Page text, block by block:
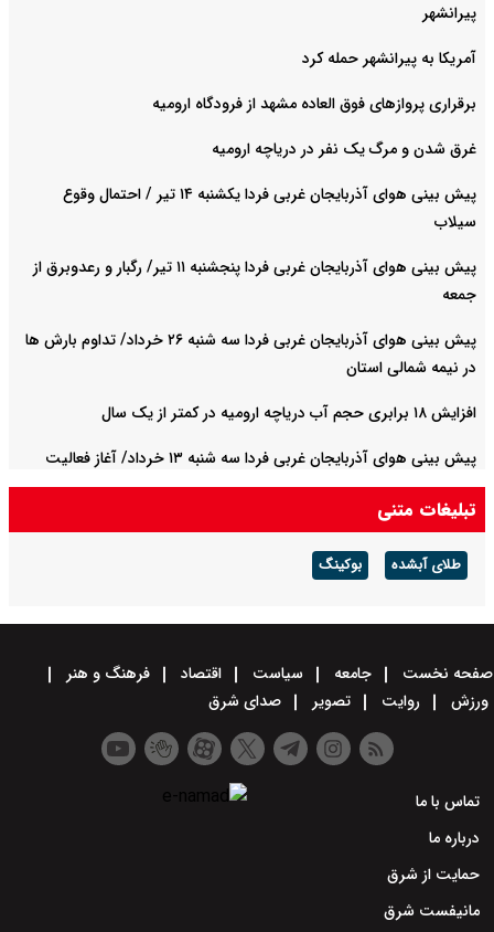
پیرانشهر
آمریکا به پیرانشهر حمله کرد
برقراری پروازهای فوق العاده مشهد از فرودگاه ارومیه
غرق شدن و مرگ یک نفر در دریاچه ارومیه
پیش بینی هوای آذربایجان غربی فردا یکشنبه ۱۴ تیر / احتمال وقوع
سیلاب
پیش بینی هوای آذربایجان غربی فردا پنجشنبه ۱۱ تیر/ رگبار و رعدوبرق از
جمعه
پیش بینی هوای آذربایجان غربی فردا سه شنبه ۲۶ خرداد/ تداوم بارش ها
در نیمه شمالی استان
افزایش ۱۸ برابری حجم آب دریاچه ارومیه در کمتر از یک سال
پیش بینی هوای آذربایجان غربی فردا سه شنبه ۱۳ خرداد/ آغاز فعالیت
امواج بارشی
تبلیغات متنی
طلای آبشده بوکینگ
صفحه نخست جامعه سیاست اقتصاد
فرهنگ و هنر
ورزش
روایت تصویر صدای شرق
تماس با ما
درباره ما
حمایت از شرق
مانیفست شرق